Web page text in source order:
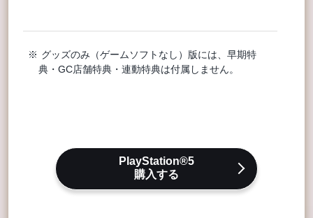
グッズのみ（ゲームソフトなし）版には、早期特
典・GC店舗特典・連動特典は付属しません。
PlayStation®5
購入する